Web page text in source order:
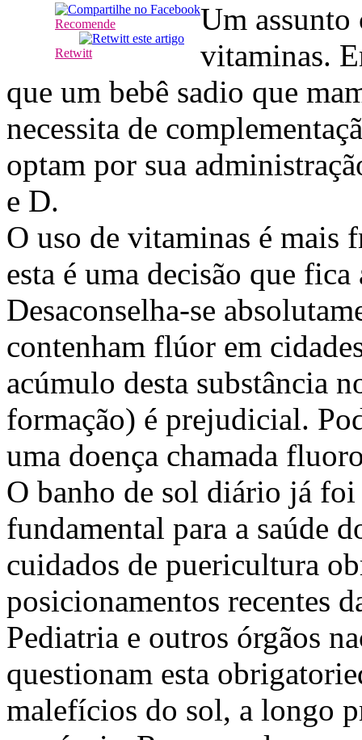
Recomende
Retwitt
Um
vitaminas.
que um bebê sadio que
necessita de
optam por sua
e D.
O uso de vitaminas é mais
esta é uma decisão que
Desaconselha-se
contenham flúor em
acúmulo desta substância
formação) é prejudicial.
uma doença chamada
O banho de sol diário já
fundamental para a saúde
cuidados de puericultura
posicionamentos recentes
Pediatria e outros órgãos
questionam esta
malefícios do sol, a longo